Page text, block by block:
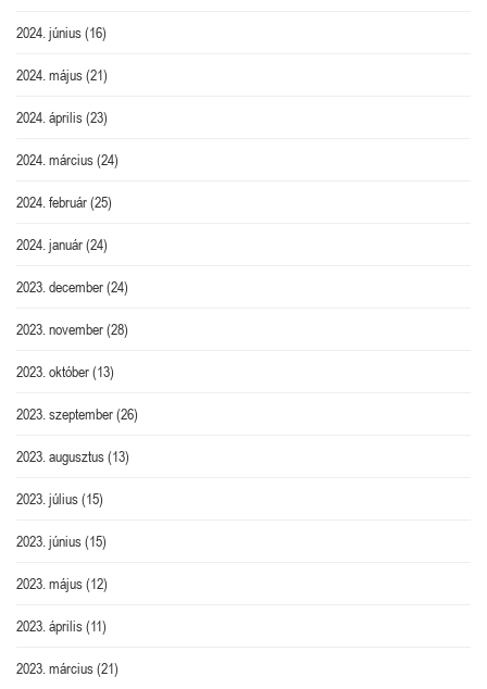
2024. június(16)
2024. május(21)
2024. április(23)
2024. március(24)
2024. február(25)
2024. január(24)
2023. december(24)
2023. november(28)
2023. október(13)
2023. szeptember(26)
2023. augusztus(13)
2023. július(15)
2023. június(15)
2023. május(12)
2023. április(11)
2023. március(21)